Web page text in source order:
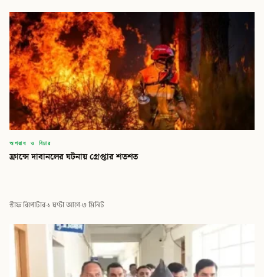
অপরাধ ও বিচার
ফ্রান্সে দাবানলের ঘটনায় গ্রেপ্তার শতশত
স্টাফ রিপোর্টার·১ ঘণ্টা আগে·৩ মিনিট